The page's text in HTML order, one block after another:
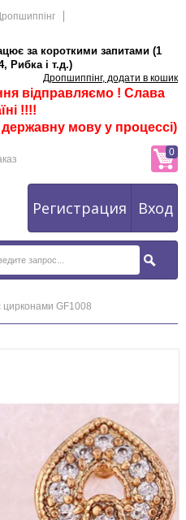
за короткими запитами (1
Рибка і т.д.)
Дропшиппінг, додати в кошик
відправляємо ! Слава
!!!!
мову у процессі)
Регистрация Вход
0
GF1008